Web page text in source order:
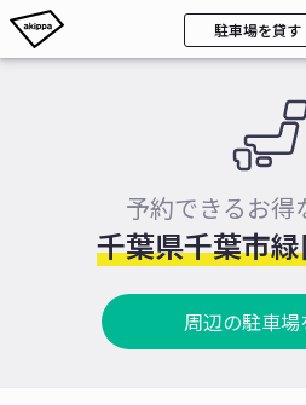
駐車場を貸す
予約できるお得
千葉県千葉市
周辺の駐車場